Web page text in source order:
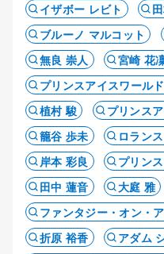
イザボー レビト
ブルーノ マルコット
無良 崇人
宮崎 花
プリンスアイスワール
植村 駿
プリンス
籠谷 歩未
ロラン
岸本 彩良
プリン
田中 蓮音
大庭 雅
ファンタジー・オン・
折原 裕香
アダム